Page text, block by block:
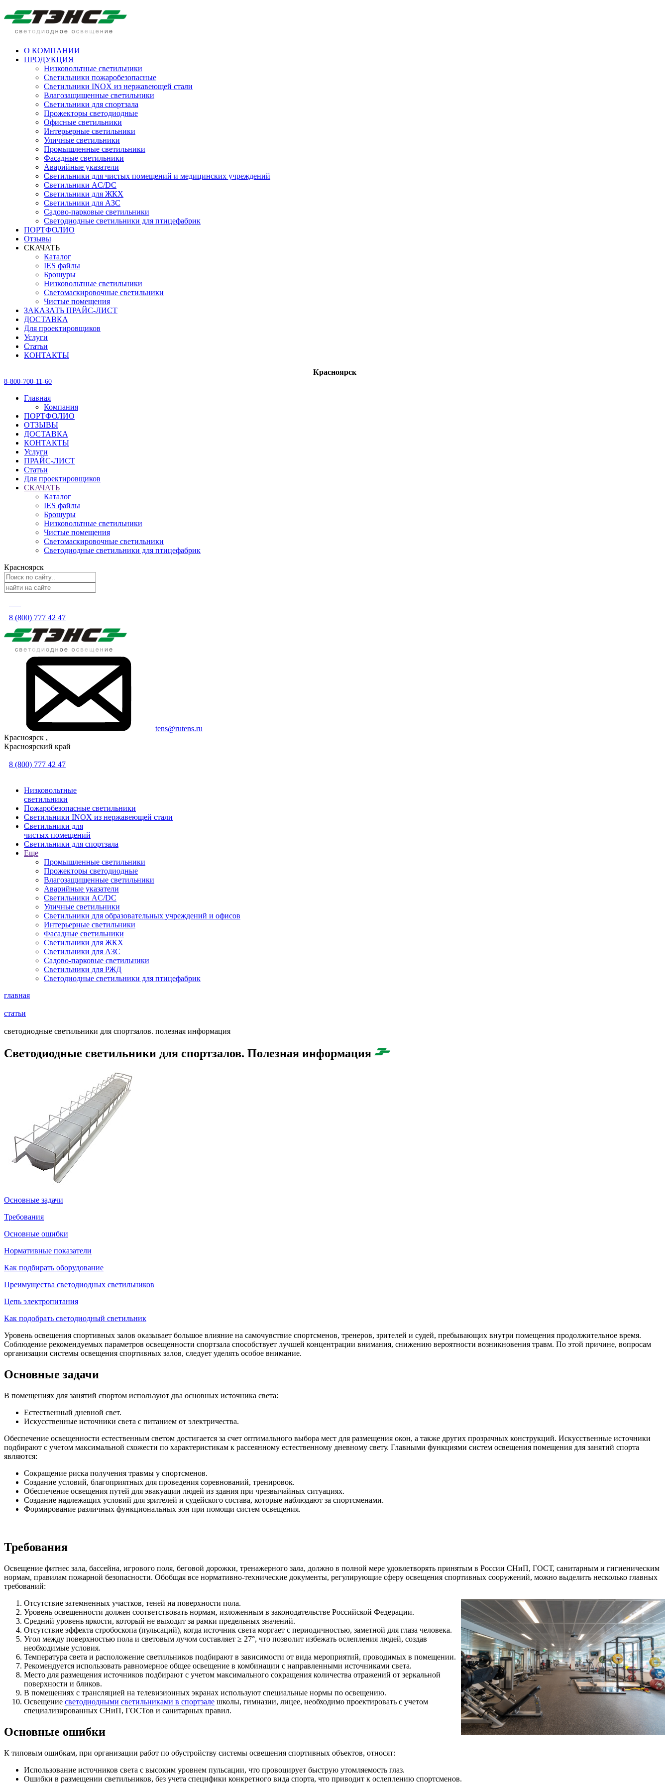
О КОМПАНИИ
ПРОДУКЦИЯ
Низковольтные светильники
Cветильники пожаробезопасные
Светильники INOX из нержавеющей стали
Влагозащищенные светильники
Светильники для спортзала
Прожекторы светодиодные
Офисные светильники
Интерьерные светильники
Уличные светильники
Промышленные светильники
Фасадные светильники
Аварийные указатели
Светильники для чистых помещений и медицинских учреждений
Светильники AC/DC
Светильники для ЖКХ
Светильники для АЗС
Садово-парковые светильники
Светодиодные светильники для птицефабрик
ПОРТФОЛИО
Отзывы
СКАЧАТЬ
Каталог
IES файлы
Брошуры
Низковольтные светильники
Светомаскировочные светильники
Чистые помещения
ЗАКАЗАТЬ ПРАЙС-ЛИСТ
ДОСТАВКА
Для проектировщиков
Услуги
Статьи
КОНТАКТЫ
Красноярск
8-800-700-11-60
Главная
Компания
ПОРТФОЛИО
ОТЗЫВЫ
ДОСТАВКА
КОНТАКТЫ
Услуги
ПРАЙС-ЛИСТ
Статьи
Для проектировщиков
СКАЧАТЬ
Каталог
IES файлы
Брошуры
Низковольтные светильники
Чистые помещения
Светомаскировочные светильники
Светодиодные светильники для птицефабрик
Красноярск
8 (800) 777 42 47
tens@rutens.ru
Красноярск ,
Красноярский край
8 (800) 777 42 47
Низковольтные
светильники
Пожаробезопасные светильники
Светильники INOX из нержавеющей стали
Светильники для
чистых помещений
Светильники для спортзала
Еще
Промышленные светильники
Прожекторы светодиодные
Влагозащищенные светильники
Аварийные указатели
Светильники AC/DC
Уличные светильники
Светильники для образовательных учреждений и офисов
Интерьерные светильники
Фасадные светильники
Светильники для ЖКХ
Светильники для АЗС
Садово-парковые светильники
Светильники для РЖД
Светодиодные светильники для птицефабрик
главная
статьи
светодиодные светильники для спортзалов. полезная информация
Светодиодные светильники для спортзалов. Полезная информация
Основные задачи
Требования
Основные ошибки
Нормативные показатели
Как подбирать оборудование
Преимущества светодиодных светильников
Цепь электропитания
Как подобрать светодиодный светильник
Уровень освещения спортивных залов оказывает большое влияние на самочувствие спортсменов, тренеров, зрителей и судей, пребывающих внутри помещения продолжительное время.
Соблюдение рекомендуемых параметров освещенности спортзала способствует лучшей концентрации внимания, снижению вероятности возникновения травм. По этой причине, вопросам
организации системы освещения спортивных залов, следует уделять особое внимание.
Основные задачи
В помещениях для занятий спортом используют два основных источника света:
Естественный дневной свет.
Искусственные источники света с питанием от электричества.
Обеспечение освещенности естественным светом достигается за счет оптимального выбора мест для размещения окон, а также других прозрачных конструкций. Искусственные источники
подбирают с учетом максимальной схожести по характеристикам к рассеянному естественному дневному свету. Главными функциями систем освещения помещения для занятий спорта
являются:
Сокращение риска получения травмы у спортсменов.
Создание условий, благоприятных для проведения соревнований, тренировок.
Обеспечение освещения путей для эвакуации людей из здания при чрезвычайных ситуациях.
Создание надлежащих условий для зрителей и судейского состава, которые наблюдают за спортсменами.
Формирование различных функциональных зон при помощи систем освещения.
Требования
Освещение фитнес зала, бассейна, игрового поля, беговой дорожки, тренажерного зала, должно в полной мере удовлетворять принятым в России СНиП, ГОСТ, санитарным и гигиеническим
нормам, правилам пожарной безопасности. Обобщая все нормативно-технические документы, регулирующие сферу освещения спортивных сооружений, можно выделить несколько главных
требований:
Отсутствие затемненных участков, теней на поверхности пола.
Уровень освещенности должен соответствовать нормам, изложенным в законодательстве Российской Федерации.
Средний уровень яркости, который не выходит за рамки предельных значений.
Отсутствие эффекта стробоскопа (пульсаций), когда источник света моргает с периодичностью, заметной для глаза человека.
Угол между поверхностью пола и световым лучом составляет ≥ 27°, что позволит избежать ослепления людей, создав
необходимые условия.
Температура света и расположение светильников подбирают в зависимости от вида мероприятий, проводимых в помещении.
Рекомендуется использовать равномерное общее освещение в комбинации с направленными источниками света.
Место для размещения источников подбирают с учетом максимального сокращения количества отражений от зеркальной
поверхности и бликов.
В помещениях с трансляцией на телевизионных экранах используют специальные нормы по освещению.
Освещение светодиодными светильниками в спортзале школы, гимназии, лицее, необходимо проектировать с учетом
специализированных СНиП, ГОСТов и санитарных правил.
Основные ошибки
К типовым ошибкам, при организации работ по обустройству системы освещения спортивных объектов, относят:
Использование источников света с высоким уровнем пульсации, что провоцирует быструю утомляемость глаз.
Ошибки в размещении светильников, без учета специфики конкретного вида спорта, что приводит к ослеплению спортсменов.